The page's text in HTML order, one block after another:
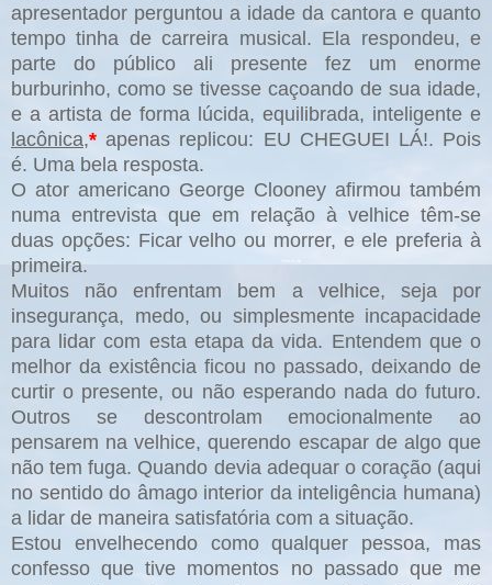
apresentador perguntou a idade da cantora e quanto
tempo tinha de carreira musical. Ela respondeu, e
parte do público ali presente fez um enorme
burburinho, como se tivesse caçoando de sua idade,
e a artista de forma lúcida, equilibrada, inteligente e
lacônica,* apenas replicou: EU CHEGUEI LÁ!. Pois
é. Uma bela resposta.
O ator americano George Clooney afirmou também
numa entrevista que em relação à velhice têm-se
duas opções: Ficar velho ou morrer, e ele preferia à
primeira.
Muitos não enfrentam bem a velhice, seja por
insegurança, medo, ou simplesmente incapacidade
para lidar com esta etapa da vida. Entendem que o
melhor da existência ficou no passado, deixando de
curtir o presente, ou não esperando nada do futuro.
Outros se descontrolam emocionalmente ao
pensarem na velhice, querendo escapar de algo que
não tem fuga. Quando devia adequar o coração (aqui
no sentido do âmago interior da inteligência humana)
a lidar de maneira satisfatória com a situação.
Estou envelhecendo como qualquer pessoa, mas
confesso que tive momentos no passado que me